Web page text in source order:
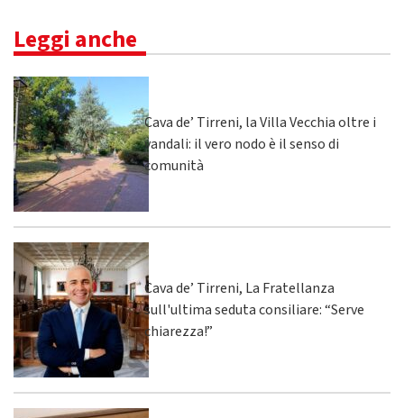
Leggi anche
Cava de’ Tirreni, la Villa Vecchia oltre i
vandali: il vero nodo è il senso di
comunità
Cava de’ Tirreni, La Fratellanza
sull'ultima seduta consiliare: “Serve
chiarezza!”